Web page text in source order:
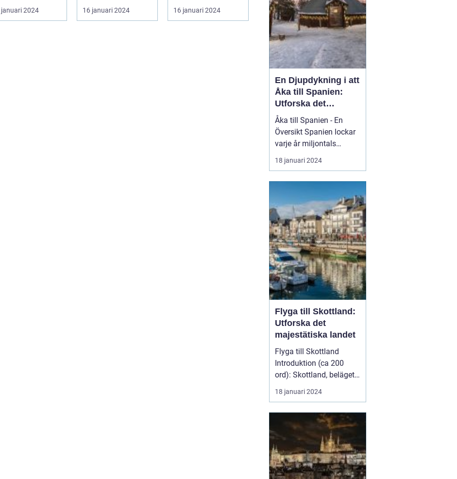
den tredje
januari 2024
till Italien är ett
fantast...
16 januari 2024
känt för sin rika
historia, ...
16 januari 2024
En Djupdykning i att
Åka till Spanien:
Utforska det
Mångfacetterade
Spanien
Åka till Spanien - En
Översikt Spanien lockar
varje år miljontals
besökare med sina
fantastiska stränder, rika
varierade geografi och
klimat erbjuder Spanien
något för alla smaker.
Oavsett om du är ute
eft...
18 januari 2024
Flyga till Skottland:
Utforska det
majestätiska landet
Flyga till Skottland
Introduktion (ca 200
ord): Skottland, beläget i
norra delen av Stor...
18 januari 2024